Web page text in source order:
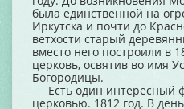
была единственной на
Иркутска и почти до
ветхости старый
вместо него построили в
церковь, освятив во имя
Богородицы.
Есть один интересный
церковью. 1812 год. В